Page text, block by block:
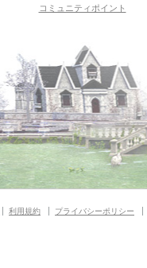
コミュニティポイント
利用規約 プライバシーポリシー